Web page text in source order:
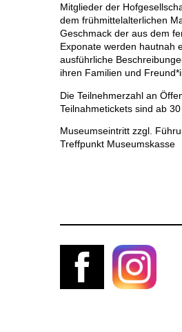
Mitglieder der
dem frühmittelalterlichen
Geschmack der aus dem
Exponate werden hautnah
ausführliche
ihren Familien und
Die Teilnehmerzahl an
Teilnahmetickets sind ab
Museumseintritt zzgl.
Treffpunkt Museumskasse